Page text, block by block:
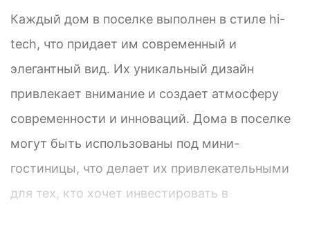
Каждый дом в поселке выполнен в стиле hi-
tech, что придает им современный и
элегантный вид. Их уникальный дизайн
привлекает внимание и создает атмосферу
современности и инноваций. Дома в поселке
могут быть использованы под мини-
гостиницы, что делает их привлекательными
для тех, кто хочет инвестировать в